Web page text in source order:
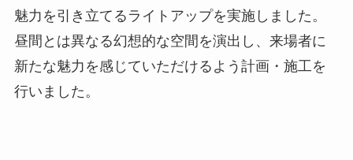
魅力を引き立てるライトアップを実施しました。
昼間とは異なる幻想的な空間を演出し、来場者に
新たな魅力を感じていただけるよう計画・施工を
行いました。